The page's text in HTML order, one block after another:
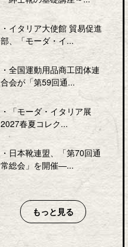
・ イタリア大使館 貿易促進
部、「モーダ・イ...
・ 全国運動用品商工団体連
合会が「第59回通...
・
「モーダ・イタリア展
2027春夏コレク...
・ 日本靴連盟、「第70回通
常総会」を開催―...
もっと見る